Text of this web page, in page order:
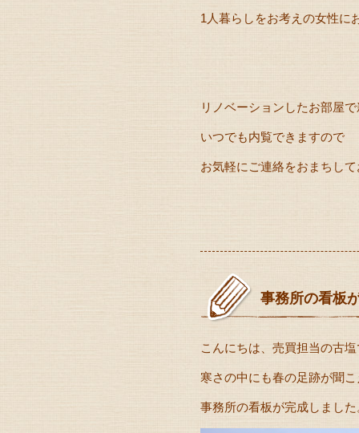
1人暮らしをお考えの女性に
リノベーションしたお部屋
いつでも内覧できますので
お気軽にご連絡をおまちし
事務所の看板
こんにちは、売買担当の古
寒さの中にも春の足跡が聞
事務所の看板が完成しまし